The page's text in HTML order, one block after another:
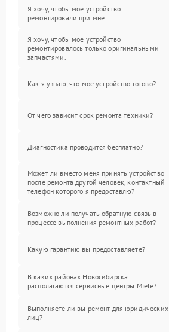
Я хочу, чтобы мое устройство
ремонтировали при мне.
Я хочу, чтобы мое устройство
ремонтировалось только оригинальными
запчастями.
Как я узнаю, что мое устройство готово?
От чего зависит срок ремонта техники?
Диагностика проводится бесплатно?
Может ли вместо меня принять устройство
после ремонта другой человек, контактный
телефон которого я предоставлю?
Возможно ли получать обратную связь в
процессе выполнения ремонтных работ?
Какую гарантию вы предоставляете?
В каких районах Новосибирска
располагаются сервисные центры Miele?
Выполняете ли вы ремонт для юридических
лиц?